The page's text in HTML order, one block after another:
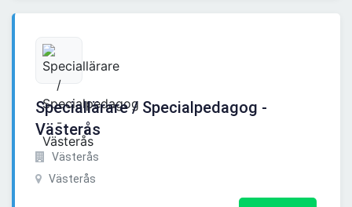
Speciallärare / Specialpedagog -
Västerås
Västerås
Västerås